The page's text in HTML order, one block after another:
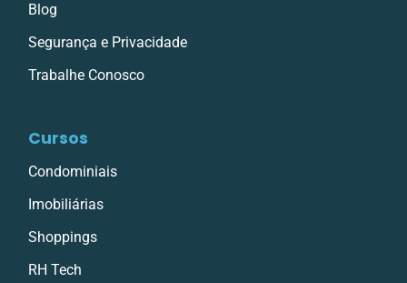
Blog
Segurança e Privacidade
Trabalhe Conosco
Cursos
Condominiais
Imobiliárias
Shoppings
RH Tech